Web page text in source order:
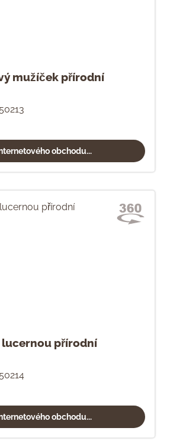
mužíček přírodní
obchodu...
lucernou přírodní
obchodu...